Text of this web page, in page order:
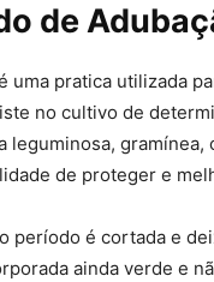
de
uma pratica utilizada
no cultivo de
leguminosa, gramínea,
de proteger e
período é cortada e
ainda verde e